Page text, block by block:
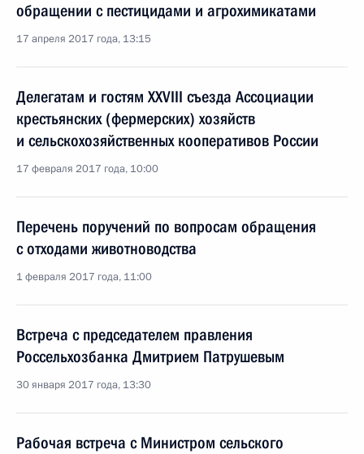
обращении с пестицидами и агрохимикатами
17 апреля 2017 года, 13:15
Делегатам и гостям XXVIII съезда Ассоциации
крестьянских (фермерских) хозяйств
и сельскохозяйственных кооперативов России
17 февраля 2017 года, 10:00
Перечень поручений по вопросам обращения
с отходами животноводства
1 февраля 2017 года, 11:00
Встреча с председателем правления
Россельхозбанка Дмитрием Патрушевым
30 января 2017 года, 13:30
Рабочая встреча с Министром сельского